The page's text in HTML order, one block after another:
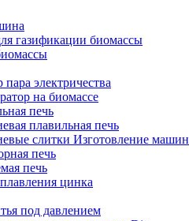
газификации биомассы
пара электричества
на биомассе
печь
плавильная печь
слитки Изготовление машин
печь
печь
цинка
под давлением